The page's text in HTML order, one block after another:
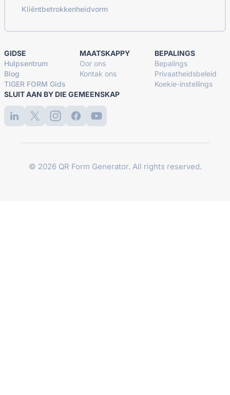
Kliëntbetrokkenheidvorm
SLUIT AAN BY DIE GEMEENSKAP
GIDSE
Hulpsentrum
Blog
TIGER FORM Gids
MAATSKAPPY
Oor ons
Kontak ons
BEPALINGS
Bepalings
Privaatheidsbeleid
Koekie-instellings
© 2026 QR Form Generator. All rights reserved.